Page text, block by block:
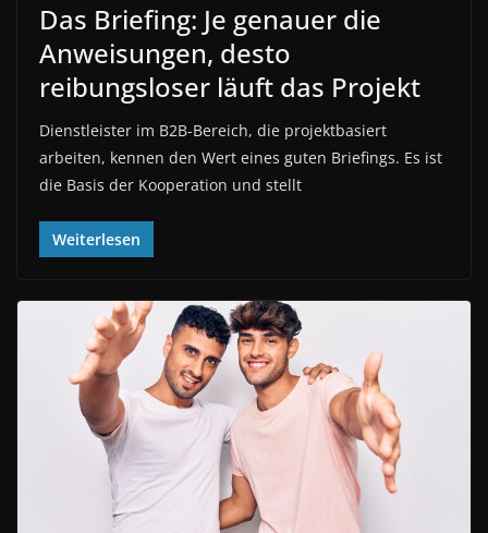
Das Briefing: Je genauer die
Anweisungen, desto
reibungsloser läuft das Projekt
Dienstleister im B2B-Bereich, die projektbasiert
arbeiten, kennen den Wert eines guten Briefings. Es ist
die Basis der Kooperation und stellt
Weiterlesen